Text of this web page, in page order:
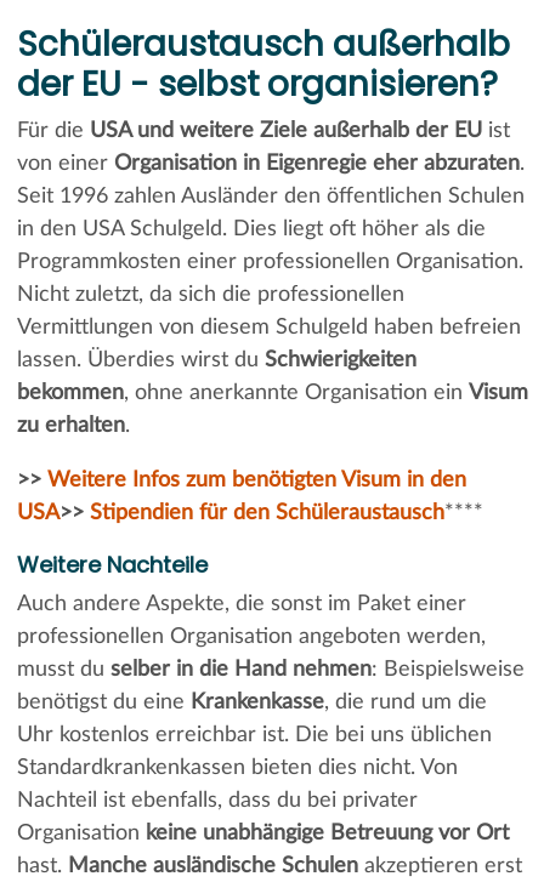
Schüleraustausch außerhalb
der EU - selbst organisieren?
Für die USA und weitere Ziele außerhalb der EUist
von einer Organisation in Eigenregie eher abzuraten.
Seit 1996 zahlen Ausländer den öffentlichen Schulen
in den USA Schulgeld. Dies liegt oft höher als die
Programmkosten einer professionellen Organisation.
Nicht zuletzt, da sich die professionellen
Vermittlungen von diesem Schulgeld haben befreien
lassen. Überdies wirst du Schwierigkeiten
bekommen, ohne anerkannte Organisation ein Visum
zu erhalten.
>> Weitere Infos zum benötigten Visum in den
USA>> Stipendien für den Schüleraustausch****
Weitere Nachteile
Auch andere Aspekte, die sonst im Paket einer
professionellen Organisation angeboten werden,
musst du selber in die Hand nehmen: Beispielsweise
benötigst du eine Krankenkasse, die rund um die
Uhr kostenlos erreichbar ist. Die bei uns üblichen
Standardkrankenkassen bieten dies nicht. Von
Nachteil ist ebenfalls, dass du bei privater
Organisation keine unabhängige Betreuung vor Ort
hast. Manche ausländische Schulenakzeptieren erst